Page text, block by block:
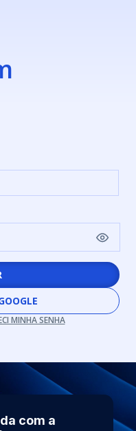
MINHA SENHA
com a